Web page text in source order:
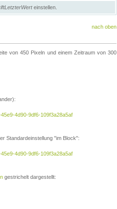
einstellen.
nach oben
von 450 Pixeln und einem Zeitraum von 300
4d90-9df6-109f3a28a5af
Standardeinstellung "im Block":
4d90-9df6-109f3a28a5af
gestrichelt dargestellt: